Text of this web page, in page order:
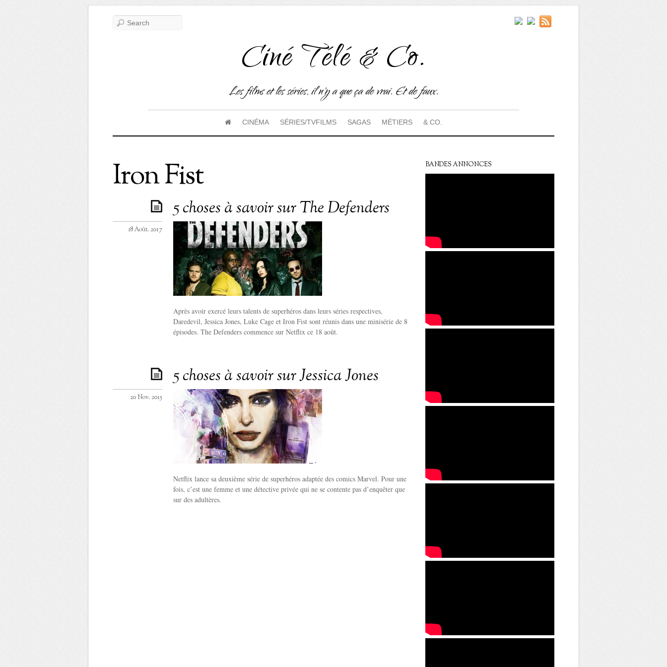
Ciné Télé & Co.
Les films et les séries, il n'y a que ça de vrai. Et de faux.
CINÉMA SÉRIES/TVFILMS SAGAS MÉTIERS & CO.
Iron Fist
5 choses à savoir sur The Defenders
18 Août. 2017
Après avoir exercé leurs talents de superhéros dans leurs séries respectives,
Daredevil, Jessica Jones, Luke Cage et Iron Fist sont réunis dans une minisérie de 8
épisodes. The Defenders commence sur Netflix ce 18 août.
5 choses à savoir sur Jessica Jones
20 Nov. 2015
Netflix lance sa deuxième série de superhéros adaptée des comics Marvel. Pour une
fois, c’est une femme et une détective privée qui ne se contente pas d’enquêter que
sur des adultères.
BANDES ANNONCES